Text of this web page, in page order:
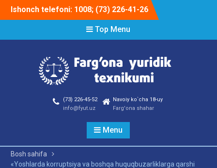
Ishonch telefoni: 1008; (73) 226-41-26
Top Menu
(73) 226-45-52
info@fyut.uz
Navoiy ko`cha 18-uy
Farg'ona shahar
Menu
Bosh sahifa
«Yoshlarda korruptsiya va boshqa huquqbuzarliklarga qarshi